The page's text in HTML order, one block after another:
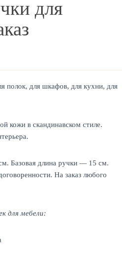
для
полок, для шкафов, для кухни, для
кожи в скандинавском стиле.
Базовая длина ручки — 15 см.
На заказ любого
для мебели: